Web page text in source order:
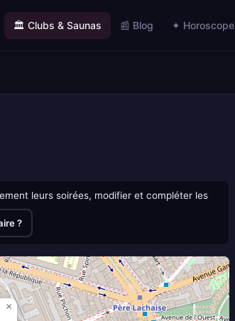
🏛️ Clubs & Saunas 📰 Blog ✦ Horoscope
leurs soirées, modifier et compléter les
?
×